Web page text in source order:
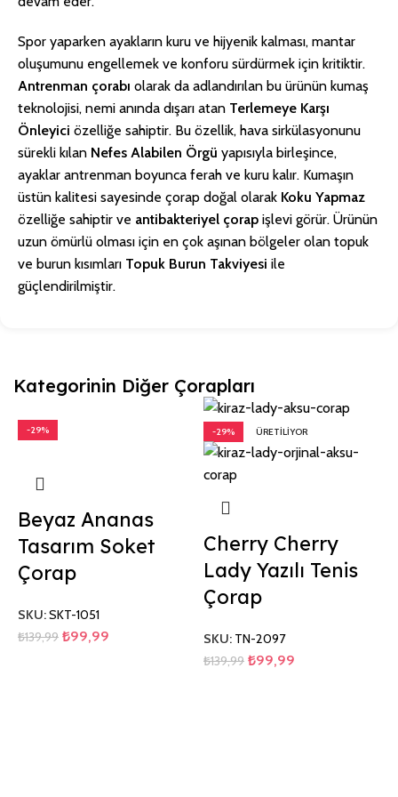
Spor yaparken ayakların kuru ve hijyenik kalması, mantar
oluşumunu engellemek ve konforu sürdürmek için kritiktir.
Antrenman çorabı olarak da adlandırılan bu ürünün kumaş
teknolojisi, nemi anında dışarı atan Terlemeye Karşı
Önleyici özelliğe sahiptir. Bu özellik, hava sirkülasyonunu
sürekli kılan Nefes Alabilen Örgü yapısıyla birleşince,
ayaklar antrenman boyunca ferah ve kuru kalır. Kumaşın
üstün kalitesi sayesinde çorap doğal olarak Koku Yapmaz
özelliğe sahiptir ve antibakteriyel çorap işlevi görür. Ürünün
uzun ömürlü olması için en çok aşınan bölgeler olan topuk
ve burun kısımları Topuk Burun Takviyesi ile
güçlendirilmiştir.
Kategorinin Diğer Çorapları
-29%
Beyaz Ananas
Tasarım Soket
Çorap
SKU:SKT-1051
₺139,99 ₺99,99
-29% ÜRETILIYOR
Cherry Cherry
Lady Yazılı Tenis
Çorap
SKU: TN-2097
₺139,99 ₺99,99